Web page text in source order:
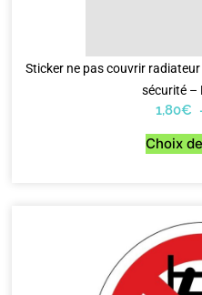
Sticker ne pas couvrir
sécurité –
1,80€
Choix